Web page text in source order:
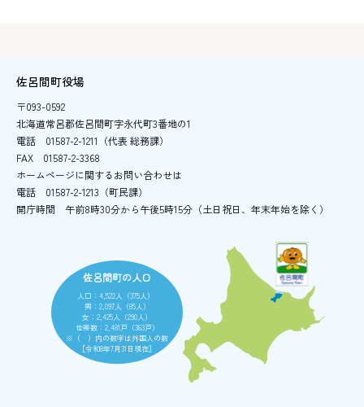
佐呂間町役場
〒093-0592
北海道常呂郡佐呂間町字永代町3番地の1
電話
01587-2-1211（代表 総務課）
FAX
01587-2-3368
ホームページに関するお問い合わせは
電話
01587-2-1213（町民課）
開庁時間
午前8時30分から午後5時15分 （土日祝日、年末年始を除く）
佐呂間町の人口
人口：4,522人（375人）
男：2,097人（85人）
女：2,425人（290人）
世帯数：2,481戸（363戸）
※（ ）内の数字は外国人の数
［令和8年7月31日現在］